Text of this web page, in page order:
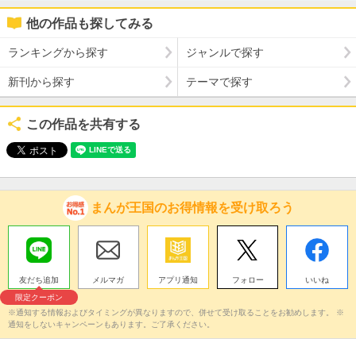
他の作品も探してみる
ランキングから探す ジャンルで探す
新刊から探す テーマで探す
この作品を共有する
まんが王国のお得情報を受け取ろう
友だち追加
限定クーポン
メルマガ アプリ通知 フォロー いいね
※通知する情報およびタイミングが異なりますので、併せて受け取ることをお勧めします。 ※
通知をしないキャンペーンもあります。ご了承ください。